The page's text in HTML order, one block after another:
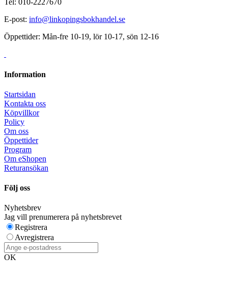
Tel: 010-2227670
E-post: info@linkopingsbokhandel.se
Öppettider: Mån-fre 10-19, lör 10-17, sön 12-16
Information
Startsidan
Kontakta oss
Köpvillkor
Policy
Om oss
Öppettider
Program
Om eShopen
Returansökan
Följ oss
Nyhetsbrev
Jag vill prenumerera på nyhetsbrevet
Registrera
Avregistrera
OK